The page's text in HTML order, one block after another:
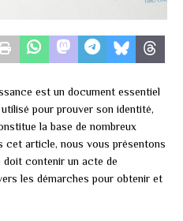
est un document essentiel
pour prouver son identité,
la base de nombreux
cet article, nous vous présentons
contenir un acte de
les démarches pour obtenir et